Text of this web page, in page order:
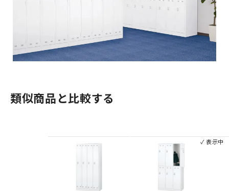
類似商品と比較する
✓ 表示中